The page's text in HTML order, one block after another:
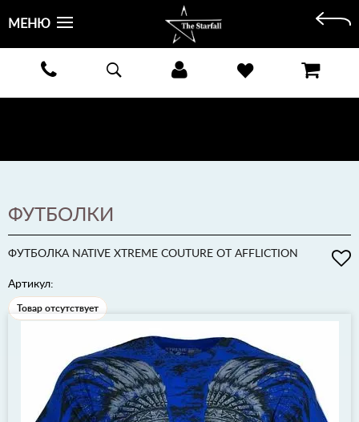
БЕСПЛАТНАЯ ДОСТАВКА КУРЬЕРОМ ИЛИ ПОЧТОЙ ПО ВСЕЙ РОССИИ! ОПЛАТА ПРИ ПОЛУЧЕНИИ
ПОДРОБНЕЕ >
МЕНЮ
ФУТБОЛКИ
ФУТБОЛКА NATIVE XTREME COUTURE ОТ AFFLICTION
Артикул:
Товар отсутствует